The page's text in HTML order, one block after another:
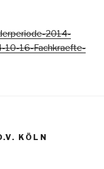
2014-
10-16-Fachkraefte-
KÖLN